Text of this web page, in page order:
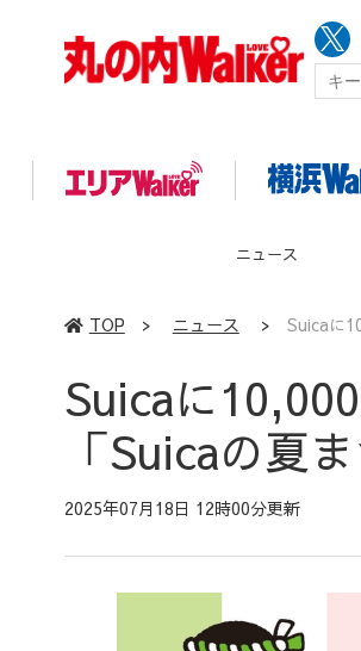
イベント
TOP > ニュース > Suicaに
Suicaに
「Suicaの夏
2025年07月18日 12時00分更新